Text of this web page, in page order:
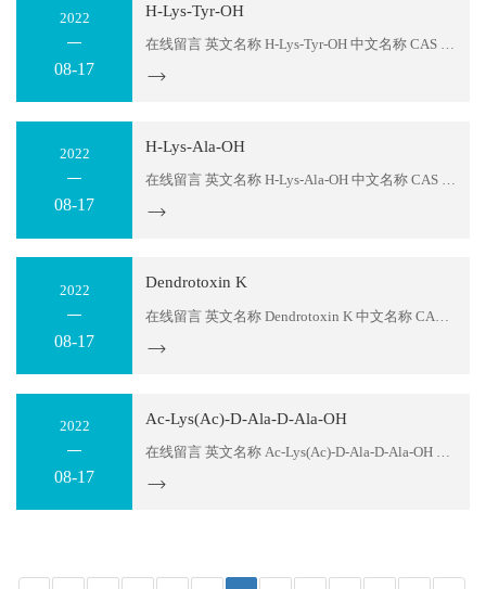
2022
08-17
H-Lys-Tyr-OH
2022
08-17
H-Lys-Ala-OH
在线留言 英文名称 H-Lys-Ala-OH 中文名称 CAS NO 17043-71-9 货号 605291 序列 KA 分子式 C9H19N3O3 分子量 217.3 存储温度 2-8℃ 纯度 ≥95% or 98% 包装 1mg；5mg；10mg；50mg；100mg,1g or according to customers detail requirement....
2022
08-17
Dendrotoxin K
2022
08-17
Ac-Lys(Ac)-D-Ala-D-Ala-OH
在线留言 英文名称 Ac-Lys(Ac)-D-Ala-D-Ala-OH 中文名称 CAS NO 24570-39-6 货号 605289 序列 Ac-Lys(Ac)-DAla-DAla 分子式 C16H28N4O6 分子量 372.4 存储温度 2-8℃ 纯度 ≥95% or 98% 包装 1mg；5mg；10mg；50mg；100mg,1g or according to customers detail requirement....